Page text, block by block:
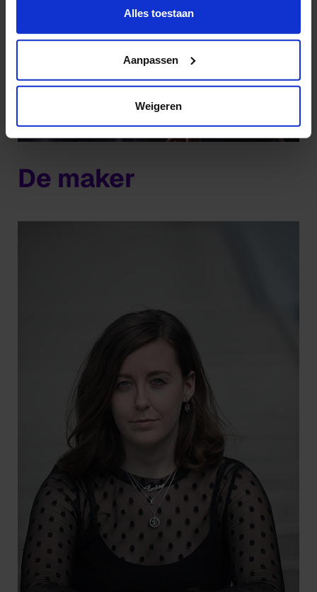
https://www.hku.nl/privacy-statement-en-
Alles toestaan
Aanpassen
Weigeren
De maker